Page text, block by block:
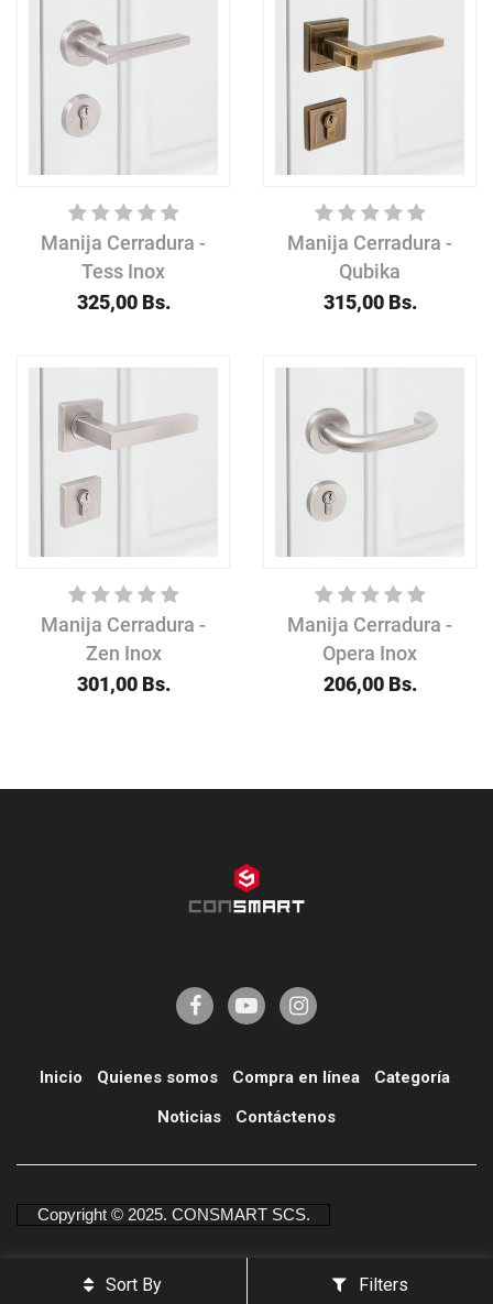
Sort By Filters
Manija Cerradura -
Tess Inox
325,00Bs.
Manija Cerradura -
Qubika
315,00Bs.
Manija Cerradura -
Zen Inox
301,00Bs.
Manija Cerradura -
Opera Inox
206,00Bs.
Inicio Quienes somos Compra en línea Categoría
Noticias Contáctenos
Copyright © 2025. CONSMART SCS.